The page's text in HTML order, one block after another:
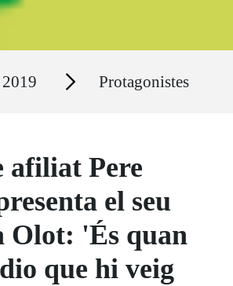
Secciones Protagonistes
afiliat Pere
el seu
Olot: 'És quan
que hi veig